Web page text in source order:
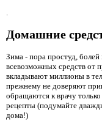
Домашние
Зима - пора простуд, болей
всевозможных средств от
вкладывают миллионы в
прежнему не доверяют
обращаются к врачу
рецепты (подумайте
дома!)